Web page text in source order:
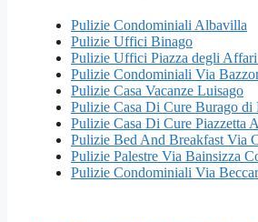
Pulizie Condominiali Albavilla
Pulizie Uffici Binago
Pulizie Uffici Piazza degli
Pulizie Condominiali Via
Pulizie Casa Vacanze Luisago
Pulizie Casa Di Cure Burago di
Pulizie Casa Di Cure Piazzetta
Pulizie Bed And Breakfast Via
Pulizie Palestre Via Bainsizza
Pulizie Condominiali Via